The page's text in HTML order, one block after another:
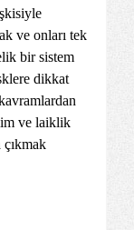
ve onları tek
bir sistem
dikkat
ve laiklik
çıkmak